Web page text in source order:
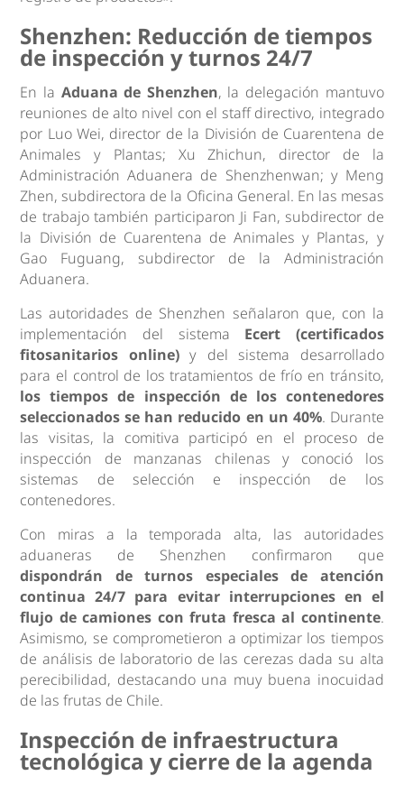
Shenzhen: Reducción de tiempos
de inspección y turnos 24/7
En la Aduana de Shenzhen, la delegación mantuvo
reuniones de alto nivel con el staff directivo, integrado
por Luo Wei, director de la División de Cuarentena de
Animales y Plantas; Xu Zhichun, director de la
Administración Aduanera de Shenzhenwan; y Meng
Zhen, subdirectora de la Oficina General. En las mesas
de trabajo también participaron Ji Fan, subdirector de
la División de Cuarentena de Animales y Plantas, y
Gao Fuguang, subdirector de la Administración
Aduanera.
Las autoridades de Shenzhen señalaron que, con la
implementación del sistema Ecert (certificados
fitosanitarios online)y del sistema desarrollado
para el control de los tratamientos de frío en tránsito,
los tiempos de inspección de los contenedores
seleccionados se han reducido en un 40%. Durante
las visitas, la comitiva participó en el proceso de
inspección de manzanas chilenas y conoció los
sistemas de selección e inspección de los
contenedores.
Con miras a la temporada alta, las autoridades
aduaneras de Shenzhen confirmaron que
dispondrán de turnos especiales de atención
continua 24/7 para evitar interrupciones en el
flujo de camiones con fruta fresca al continente.
Asimismo, se comprometieron a optimizar los tiempos
de análisis de laboratorio de las cerezas dada su alta
perecibilidad, destacando una muy buena inocuidad
de las frutas de Chile.
Inspección de infraestructura
tecnológica y cierre de la agenda